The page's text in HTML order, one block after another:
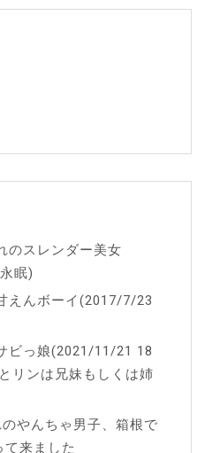
のスレンダー美女
眠)
えんボーイ(2017/7/23
ビっ娘(2021/11/21 18
リンは兄妹もしくは姉
やんちゃ男子、箱根で
来ました